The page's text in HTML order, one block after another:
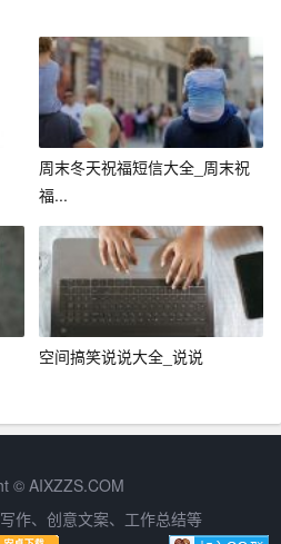
与希望像涟漪般扩散开来。
们不仅仅满足于表面的庆祝，
那些围绕在我们身边的温暖与
信还是其他任何形式传递的祝
贵礼物。它们提醒我们，无论
纯真与对美好生活的向往永远
份祝福，用心回应每一份关
们前行的力量，共同书写更加
之间架起一座座温暖的桥梁。
来，用心去感受与传递这些简
周末冬天祝福短信大全_周末祝
福...
空间搞笑说说大全_说说
© AIXZZS.COM
作、创意文案、工作总结等